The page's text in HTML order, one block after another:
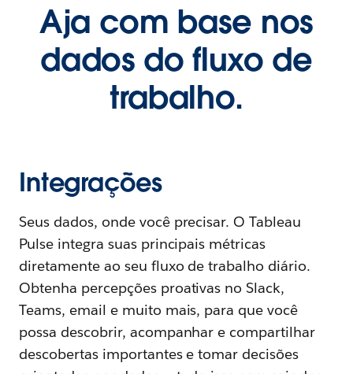
Aja com base nos
dados do fluxo de
trabalho.
Integrações
Seus dados, onde você precisar. O Tableau
Pulse integra suas principais métricas
diretamente ao seu fluxo de trabalho diário.
Obtenha percepções proativas no Slack,
Teams, email e muito mais, para que você
possa descobrir, acompanhar e compartilhar
descobertas importantes e tomar decisões